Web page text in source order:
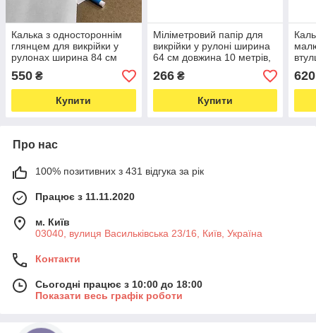
Калька з одностороннім
глянцем для викрійки у
рулонах ширина 84 см
довжина 30 метрів,
щільність 40г/м.кв (7136)
550 ₴
Купити
Міліметровий папір для
викрійки у рулоні ширина
64 см довжина 10 метрів,
блакитного кольору (5463)
266₴
Купити
620
Про нас
100% позитивних з 431 відгука за рік
Працює з 11.11.2020
м. Київ
03040, вулиця Васильківська 23/16, Київ, Україна
Контакти
Сьогодні працює з 10:00 до 18:00
Показати весь графік роботи